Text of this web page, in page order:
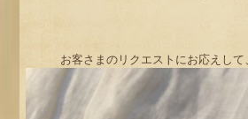
お客さまのリクエストにお応えし